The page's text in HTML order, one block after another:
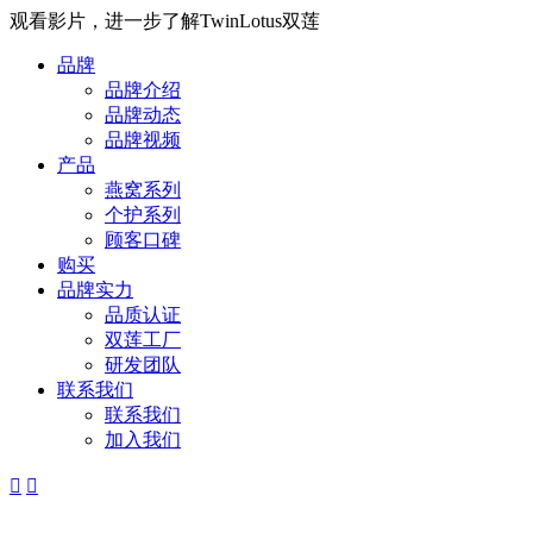
观看影片，进一步了解TwinLotus双莲
品牌
品牌介绍
品牌动态
品牌视频
产品
燕窝系列
个护系列
顾客口碑
购买
品牌实力
品质认证
双莲工厂
研发团队
联系我们
联系我们
加入我们
 